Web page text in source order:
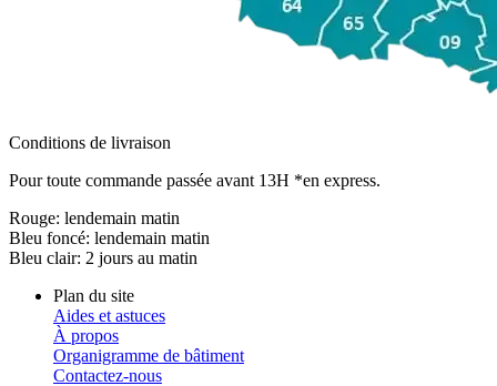
Conditions de livraison
Pour toute commande passée avant 13H *en express.
Rouge: lendemain matin
Bleu foncé: lendemain matin
Bleu clair: 2 jours au matin
Plan du site
Aides et astuces
À propos
Organigramme de bâtiment
Contactez-nous